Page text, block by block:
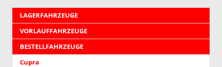
LAGERFAHRZEUGE
VORLAUFFAHRZEUGE
BESTELLFAHRZEUGE
Cupra